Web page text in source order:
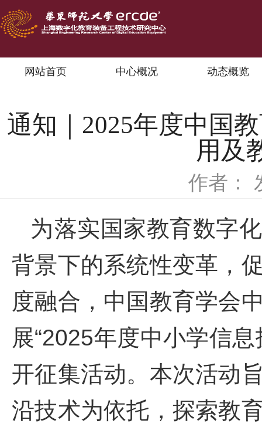
网站首页 中心概况 动态概览
通知｜2025年度中国
用及
作者：
为落实国家教育数字
背景下的系统性变革，
度融合，中国教育学会
展“2025年度中小学信
开征集活动。本次活动
沿技术为依托，探索教